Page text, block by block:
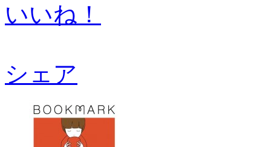
いいね！
シェア